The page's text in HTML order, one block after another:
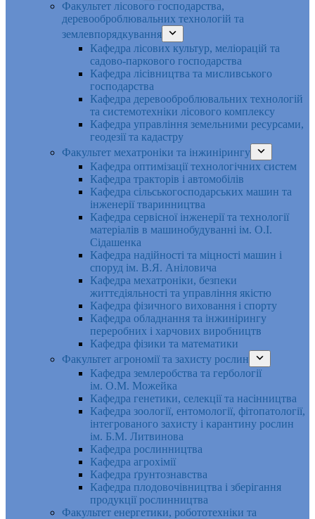
Факультет лісового господарства,
деревооброблювальних технологій та
землевпорядкування
Кафедра лісових культур, меліорацій та
садово-паркового господарства
Кафедра лісівництва та мисливського
господарства
Кафедра деревооброблювальних технологій
та системотехніки лісового комплексу
Кафедра управління земельними ресурсами,
геодезії та кадастру
Факультет мехатроніки та інжинірингу
Кафедра оптимізації технологічних систем
Кафедра тракторів і автомобілів
Кафедра сільськогосподарських машин та
інженерії тваринництва
Кафедра cервісної інженерії та технології
матеріалів в машинобудуванні ім. О.І.
Сідашенка
Кафедра надійності та міцності машин і
споруд ім. В.Я. Аніловича
Кафедра мехатроніки, безпеки
життєдіяльності та управління якістю
Кафедра фізичного виховання і спорту
Кафедра обладнання та інжинірингу
переробних і харчових виробництв
Кафедра фізики та математики
Факультет агрономії та захисту рослин
Кафедра землеробства та гербології
ім. О.М. Можейка
Кафедра генетики, селекції та насінництва
Кафедра зоології, ентомології, фітопатології,
інтегрованого захисту і карантину рослин
ім. Б.М. Литвинова
Кафедра рослинництва
Кафедра агрохімії
Кафедра ґрунтознавства
Кафедра плодовочівництва і зберігання
продукції рослинництва
Факультет енергетики, робототехніки та